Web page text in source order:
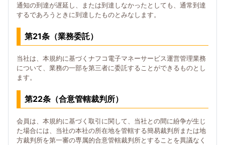
通知の到達が遅延し、または到達しなかったとしても、通常到達
するであろうときに到達したものとみなします。
第21条（業務委託）
当社は、本規約に基づくナフコ電子マネーサービス運営管理業務
について、業務の一部を第三者に委託することができるものとし
ます。
第22条（合意管轄裁判所）
会員は、本規約に基づく取引に関して、当社との間に紛争が生じ
た場合には、当社の本社の所在地を管轄する簡易裁判所または地
方裁判所を第一審の専属的合意管轄裁判所とすることを異議なく